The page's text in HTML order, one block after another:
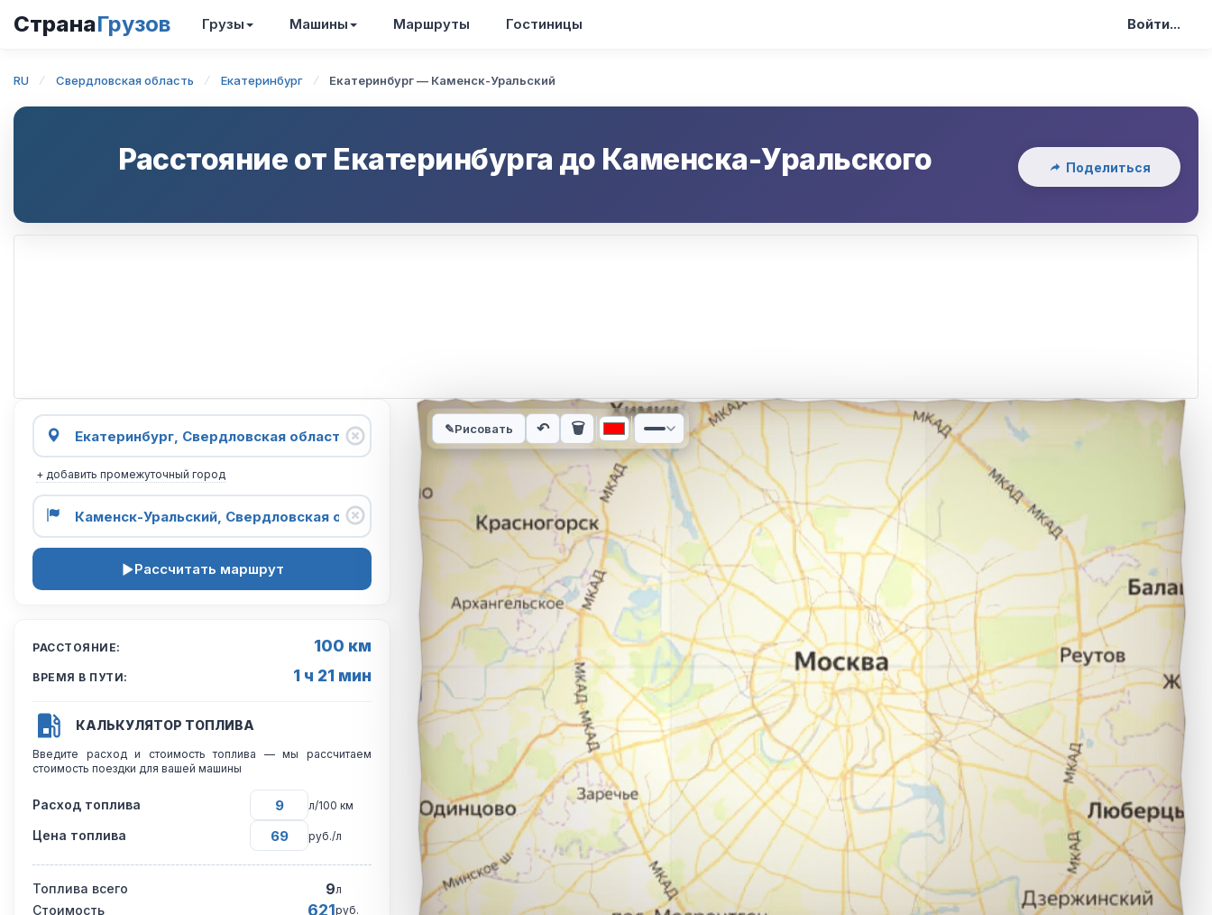
СтранаГрузов Грузы Машины Маршруты Гостиницы Войти...
RU Свердловская область Екатеринбург Екатеринбург — Каменск-Уральский
Расстояние от Екатеринбурга до Каменска-Уральского Поделиться
+ добавить промежуточный город
Рассчитать маршрут
РАССТОЯНИЕ: 100 км
ВРЕМЯ В ПУТИ: 1 ч 21 мин
КАЛЬКУЛЯТОР ТОПЛИВА
Введите расход и стоимость топлива — мы рассчитаем
стоимость поездки для вашей машины
Расход топлива л/100 км
Цена топлива руб./л
Топлива всего 9л
Стоимость 621руб.
Интерактивная карта автомобильного маршрута из города Екатеринбург в город Каменск-Уральский.
✎Рисовать ↶ 🗑